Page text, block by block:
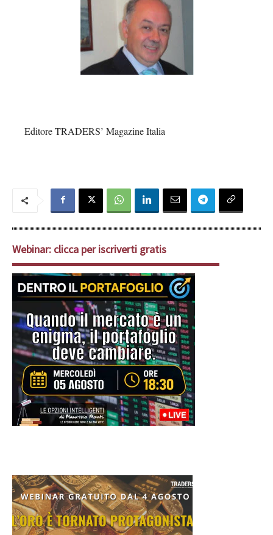
Editore TRADERS’ Magazine Italia
Webinar: clicca per iscriverti gratis